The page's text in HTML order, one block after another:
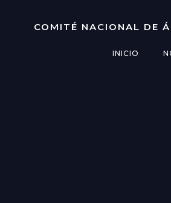
COMITÉ NACIONAL DE
INICIO